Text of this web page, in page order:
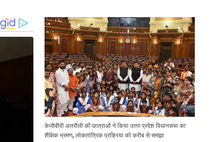
केजीबीवी अतरौली की छात्राओं ने किया उत्तर प्रदेश विधानसभा का
शैक्षिक भ्रमण, लोकतांत्रिक प्रक्रिया को करीब से समझा